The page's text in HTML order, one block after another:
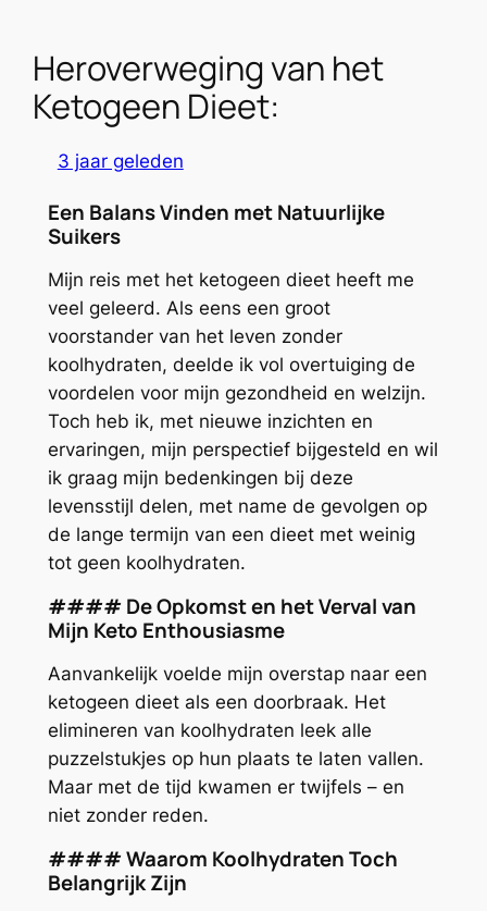
Heroverweging van het
Ketogeen Dieet:
3 jaar geleden
Een Balans Vinden met Natuurlijke
Suikers
Mijn reis met het ketogeen dieet heeft me
veel geleerd. Als eens een groot
voorstander van het leven zonder
koolhydraten, deelde ik vol overtuiging de
voordelen voor mijn gezondheid en welzijn.
Toch heb ik, met nieuwe inzichten en
ervaringen, mijn perspectief bijgesteld en wil
ik graag mijn bedenkingen bij deze
levensstijl delen, met name de gevolgen op
de lange termijn van een dieet met weinig
tot geen koolhydraten.
#### De Opkomst en het Verval van
Mijn Keto Enthousiasme
Aanvankelijk voelde mijn overstap naar een
ketogeen dieet als een doorbraak. Het
elimineren van koolhydraten leek alle
puzzelstukjes op hun plaats te laten vallen.
Maar met de tijd kwamen er twijfels – en
niet zonder reden.
#### Waarom Koolhydraten Toch
Belangrijk Zijn